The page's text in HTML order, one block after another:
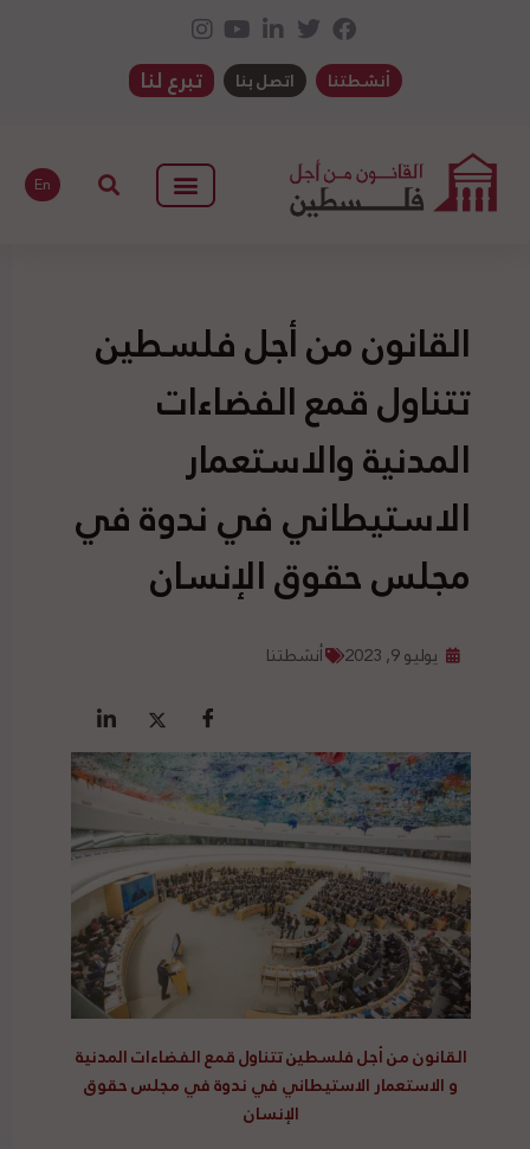
أنشطتنا اتصل بنا تبرع لنا
En
القانون من أجل فلسطين
تتناول قمع الفضاءات
المدنية والاستعمار
الاستيطاني في ندوة في
مجلس حقوق الإنسان
يوليو 9, 2023 أنشطتنا
القانون من أجل فلسطين تتناول قمع الفضاءات المدنية
و الاستعمار الاستيطاني في ندوة في مجلس حقوق
الإنسان